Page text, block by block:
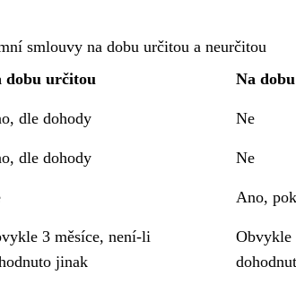
smlouvy na dobu určitou a neurčitou
dobu určitou Na
dle dohody Ne
dle dohody Ne
Ano,
3 měsíce, není-li
jinak
Obvykle